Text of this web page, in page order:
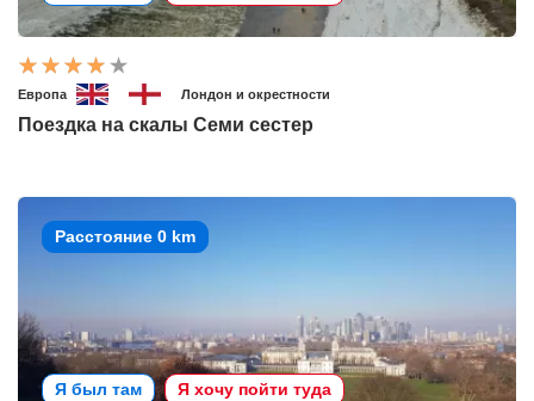
Европа Лондон и окрестности
Поездка на скалы Семи сестер
Расстояние 0 km
Я был там Я хочу пойти туда